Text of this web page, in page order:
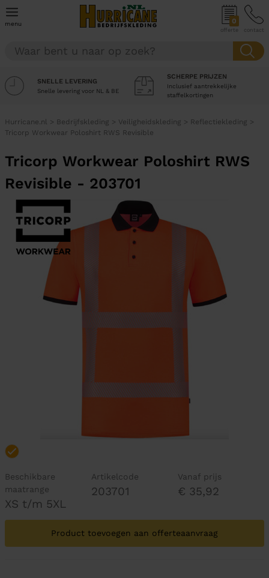
menu 0
offerte contact
SNELLE LEVERING
Snelle levering voor NL & BE
SCHERPE PRIJZEN
Inclusief aantrekkelijke
staffelkortingen
Hurricane.nl > Bedrijfskleding > Veiligheidskleding > Reflectiekleding >
Tricorp Workwear Poloshirt RWS Revisible
Tricorp Workwear Poloshirt RWS
Revisible - 203701
Beschikbare
maatrange
XS t/m 5XL
Artikelcode
203701
Vanaf prijs
€ 35,92
Product toevoegen aan offerteaanvraag